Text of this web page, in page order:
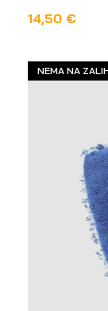
14,50 €
NEMA NA